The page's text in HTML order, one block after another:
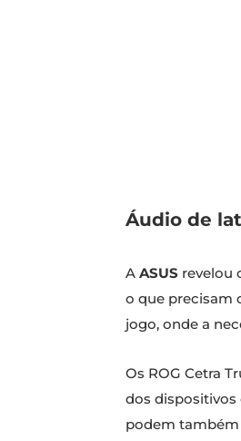
Áudio de
A ASUS revelou
o que precisam
jogo, onde a
Os ROG Cetra
dos dispositivos
podem também